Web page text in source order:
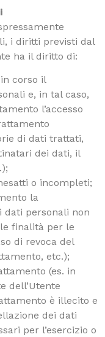
i diritti previsti dal
ha il diritto di:
corso il
e, in tal caso,
l’accesso
di dati trattati,
dei dati, il
o incompleti;
la
dati personali non
finalità per le
di revoca del
etc.);
(es. in
dell’Utente
è illecito e
dei dati
per l’esercizio o